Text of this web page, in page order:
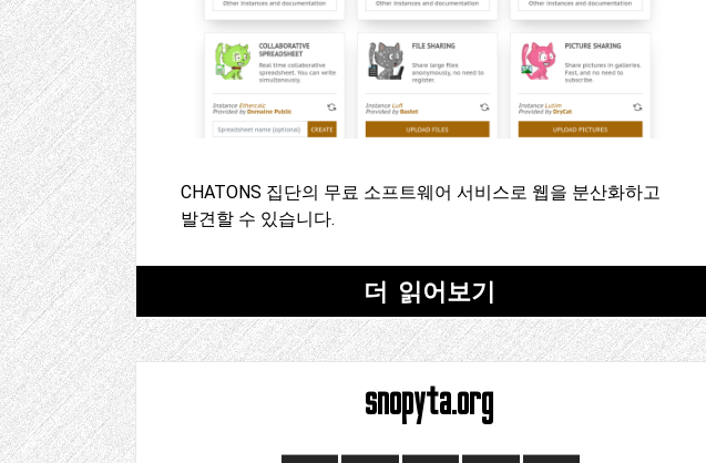
CHATONS 집단의 무료 소프트웨어 서비스로 웹을 분산화하고
발견할 수 있습니다.
더 읽어보기
snopyta.org